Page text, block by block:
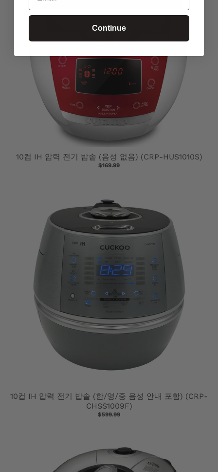
10컵 IH 압력 전기 밥솥 (음성 없음) (CRP-HUS1010S)
$169.99
10컵 IH 압력 전기 밥솥 (한/영/중 음성 안내 포함) (CRP-
CHSS1009F)
$599.99
Continue